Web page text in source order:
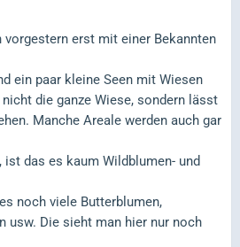
erst mit einer Bekannten
ein paar kleine Seen mit Wiesen
die ganze Wiese, sondern lässt
Manche Areale werden auch gar
das es kaum Wildblumen- und
noch viele Butterblumen,
usw. Die sieht man hier nur noch